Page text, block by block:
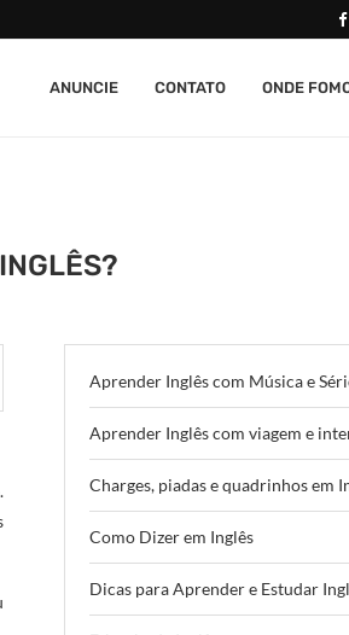
ANUNCIE CONTATO ONDE
Aprender Inglês com Música e
Aprender Inglês com viagem e
Charges, piadas e quadrinhos em
Como Dizer em Inglês
Dicas para Aprender e Estudar